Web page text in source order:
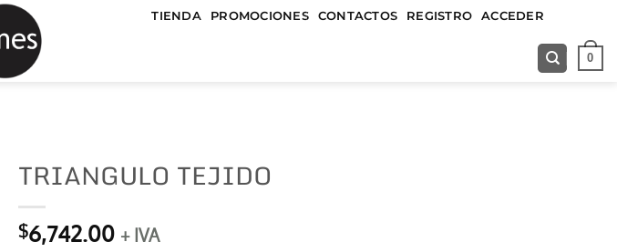
TIENDA PROMOCIONES CONTACTOS REGISTRO ACCEDER
0
TRIANGULO TEJIDO
$6,742.00 + IVA